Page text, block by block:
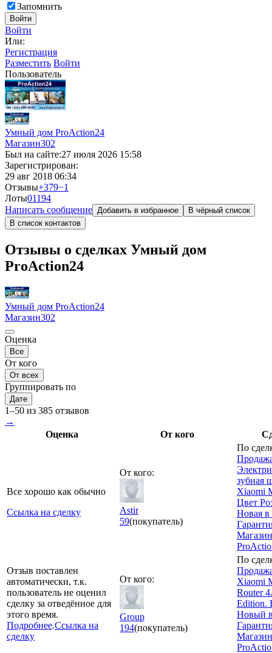
Запомнить
Войти
Войти
Или:
Регистрация
Разместить Войти
Пользователь
Умный дом ProAction24
Магазин302
Был на сайте:27 июля 2026 15:58
Зарегистрирован:
29 авг 2018 06:34
Отзывы+379−1
Лоты01194
Написать сообщение Добавить в избранное
В чёрный список
В список контактов
Отзывы о сделках Умный дом
ProAction24
Умный дом ProAction24
Магазин302
Оценка
Все
От кого
От всех
Группировать по
Дате
1–50 из 385 отзывов
→
Оценка
От кого
Все хорошо как обычно
Ссылка на сделку
От кого:
Astir
59(покупатель)
По
зубная
Xiaomi
Цвет
Новая в
Магазин
Отзыв поставлен
автоматически, т.к.
пользователь не оценил
сделку за отведённое для
этого время.
Подробнее.Ссылка на
сделку
От кого:
Group
194(покупатель)
По
Xiaomi
Router
Edition.
Новый
Магазин